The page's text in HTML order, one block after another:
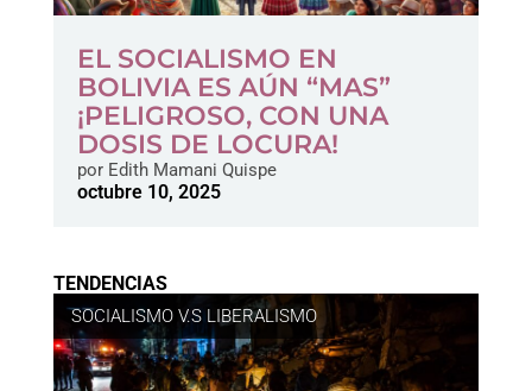
EL SOCIALISMO EN
BOLIVIA ES AÚN “MAS”
¡PELIGROSO, CON UNA
DOSIS DE LOCURA!
porEdith Mamani Quispe
octubre 10, 2025
TENDENCIAS
SOCIALISMO V.S LIBERALISMO